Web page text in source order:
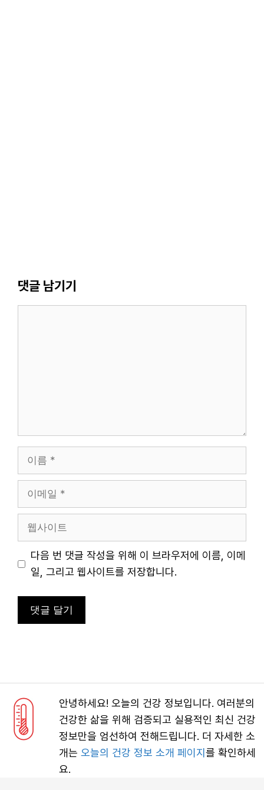
댓글 남기기
트
다음 번 댓글 작성을 위해 이 브라우저에 이름, 이메
일, 그리고 웹사이트를 저장합니다.
안녕하세요! 오늘의 건강 정보입니다. 여러분의
건강한 삶을 위해 검증되고 실용적인 최신 건강
정보만을 엄선하여 전해드립니다. 더 자세한 소
개는 오늘의 건강 정보 소개 페이지 를 확인하세
요.